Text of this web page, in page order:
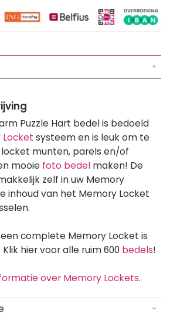
Puzzle Hart bedel is bedoeld
Locket systeem en is leuk om te
munten, parels en/of
mooie foto bedel maken! De
zelf in uw Memory
inhoud van het Memory Locket
complete Memory Locket is
hier voor alle ruim 600 bedels!
over Memory Lockets.